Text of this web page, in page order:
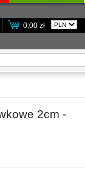
0,00 zł
2cm -